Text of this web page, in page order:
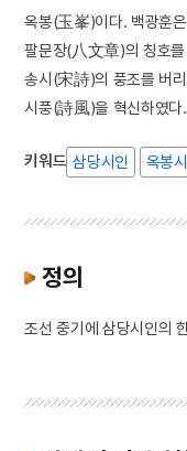
옥봉(玉峯)이다. 백광훈
팔문장(八文章)의 칭호를
송시(宋詩)의 풍조를 버
시풍(詩風)을 혁신하였다.
키워드 삼당시인 옥봉
정의
조선 중기에 삼당시인의